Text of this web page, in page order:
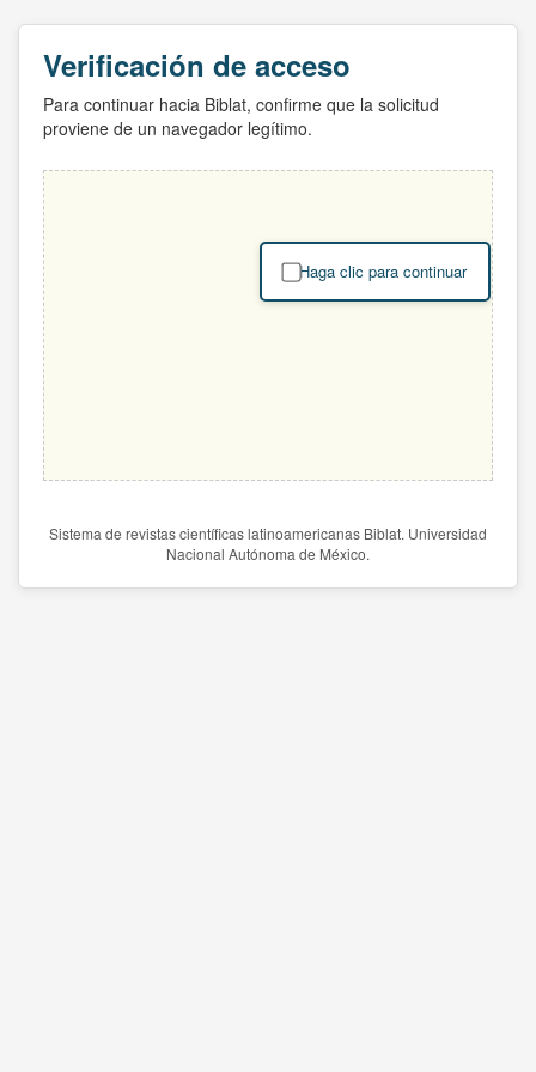
Verificación de acceso
Para continuar hacia Biblat, confirme que la solicitud
proviene de un navegador legítimo.
Haga clic para continuar
Sistema de revistas científicas latinoamericanas Biblat. Universidad
Nacional Autónoma de México.